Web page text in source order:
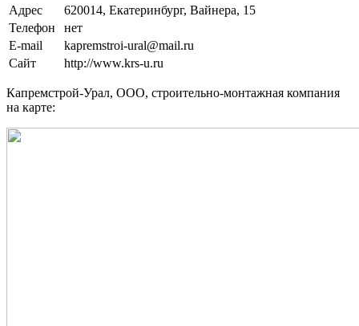
Адрес
620014, Екатеринбург, Вайнера, 15
Телефон
нет
E-mail
kapremstroi-ural@mail.ru
Сайт
http://www.krs-u.ru
Капремстрой-Урал, ООО, строительно-монтажная компания
на карте: